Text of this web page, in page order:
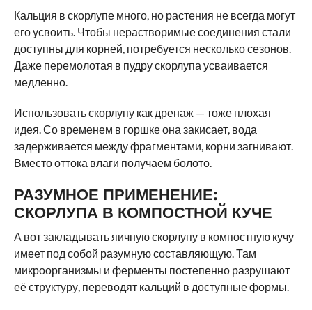
Кальция в скорлупе много, но растения не всегда могут
его усвоить. Чтобы нерастворимые соединения стали
доступны для корней, потребуется несколько сезонов.
Даже перемолотая в пудру скорлупа усваивается
медленно.
Использовать скорлупу как дренаж — тоже плохая
идея. Со временем в горшке она закисает, вода
задерживается между фрагментами, корни загнивают.
Вместо оттока влаги получаем болото.
РАЗУМНОЕ ПРИМЕНЕНИЕ:
СКОРЛУПА В КОМПОСТНОЙ КУЧЕ
А вот закладывать яичную скорлупу в компостную кучу
имеет под собой разумную составляющую. Там
микроорганизмы и ферменты постепенно разрушают
её структуру, переводят кальций в доступные формы.